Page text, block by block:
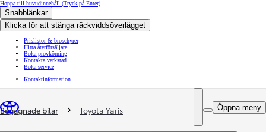
Hoppa till huvudinnehåll (Tryck på Enter)
Snabblänkar
Klicka för att stänga räckviddsöverlägget
Prislistor & broschyrer
Hitta återförsäljare
Boka provkörning
Kontakta verkstad
Boka service
Kontaktinformation
Öppna meny
You are here
Begagnade bilar Toyota Yaris